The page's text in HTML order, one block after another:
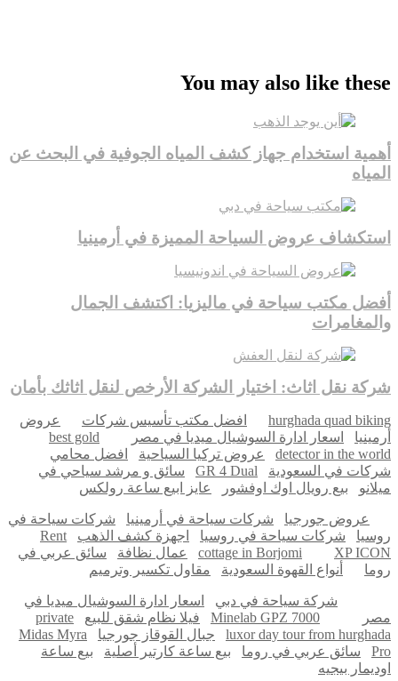
You may also like these
أهمية استخدام جهاز كشف المياه الجوفية في البحث عن
المياه
استكشاف عروض السياحة المميزة في أرمينيا
أفضل مكتب سياحة في ماليزيا: اكتشف الجمال
والمغامرات
شركة نقل اثاث: اختيار الشركة الأرخص لنقل اثاثك بأمان
hurghada quad biking افضل مكتب تأسيس شركات
عروض
أرمينيا
اسعار ادارة السوشيال ميديا في مصر
best gold
detector in the world
عروض تركيا السياحية
افضل محامي
شركات في السعودية
GR 4 Dual
سائق و مرشد سياحي في
ميلانو
بيع رويال اوك اوفشور عايز ابيع ساعة رولكس
عروض جورجيا شركات سياحة في أرمينيا
شركات سياحة في
روسيا
شركات سياحة في روسيا اجهزة كشف الذهب
Rent
cottage in Borjomi
XP ICON عمال نظافة
سائق عربي في
روما
أنواع القهوة السعودية مقاول تكسير وترميم
شركة سياحة في دبي
اسعار ادارة السوشيال ميديا في
مصر
Minelab GPZ 7000 فيلا نظام شقق للبيع
private
luxor day tour from hurghada
جبال القوقاز جورجيا
Midas Myra
Pro
سائق عربي في روما بيع ساعة كارتير أصلية
بيع ساعة
اوديمار بيجيه